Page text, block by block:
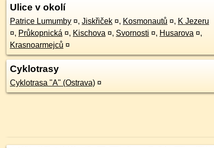
Ulice v okolí
Patrice Lumumby ¤, Jiskřiček ¤, Kosmonautů ¤, K Jezeru
¤, Průkopnická ¤, Kischova ¤, Svornosti ¤, Husarova ¤,
Krasnoarmejců ¤
Cyklotrasy
Cyklotrasa "A" (Ostrava) ¤